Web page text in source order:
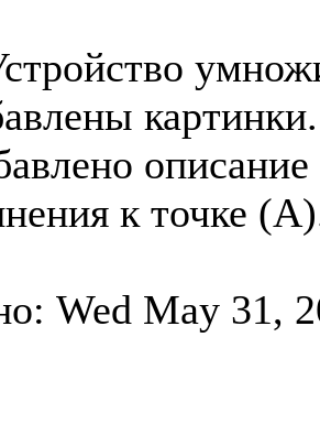
картинки.
описание
к точке
Wed May 31,